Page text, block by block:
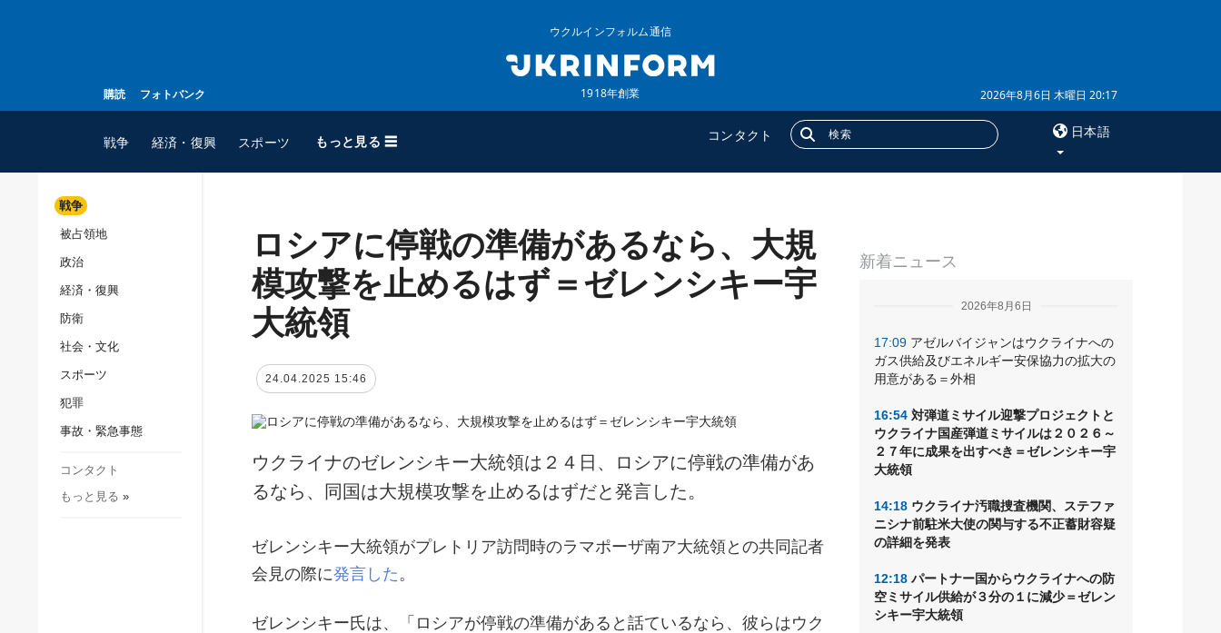
購読 フォトバンク
ウクルインフォルム通信
1918年創業 2026年8月6日 木曜日 20:17
戦争 経済・復興 スポーツ もっと見る ☰ コンタクト 日本語
スポーツ
ウクルインフォルム
ウクルインフォルムについ
て
追加
特集
インタビュー
購読
戦争
被占領地
政治
経済・復興
防衛
社会・文化
スポーツ
犯罪
事故・緊急事態
コンタクト
もっと見る »
新着ニュース
2026年8月6日
17:09 アゼルバイジャンはウクライナへの
ガス供給及びエネルギー安保協力の拡大の
用意がある＝外相
16:54 対弾道ミサイル迎撃プロジェクトと
ウクライナ国産弾道ミサイルは２０２６～
２７年に成果を出すべき＝ゼレンシキー宇
大統領
14:18 ウクライナ汚職捜査機関、ステファ
ニシナ前駐米大使の関与する不正蓄財容疑
の詳細を発表
12:18 パートナー国からウクライナへの防
空ミサイル供給が３分の１に減少＝ゼレン
シキー宇大統領
ロシアに停戦の準備があるなら、大規
模攻撃を止めるはず＝ゼレンシキー宇
大統領
24.04.2025 15:46
ウクライナのゼレンシキー大統領は２４日、ロシアに停戦の準備があ
るなら、同国は大規模攻撃を止めるはずだと発言した。
ゼレンシキー大統領がプレトリア訪問時のラマポーザ南ア大統領との共同記者
会見の際に発言した 。
ゼレンシキー氏は、「ロシアが停戦の準備があると話ているなら、彼らはウク